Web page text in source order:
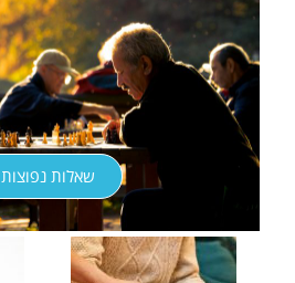
שאלות נפוצות